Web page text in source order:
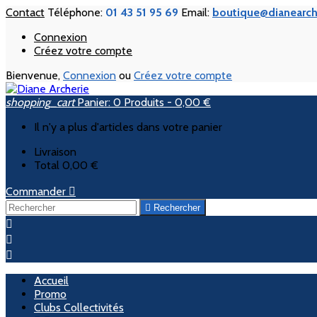
Contact Téléphone: 01 43 51 95 69 Email:
Connexion
Créez votre compte
Bienvenue, Connexion ou Créez votre compte
shopping_cart Panier: 0 Produits - 0,00 €
Il n'y a plus d'articles dans votre panier
Livraison
Total 0,00 €
Commander 
 Rechercher



Accueil
Promo
Clubs Collectivités